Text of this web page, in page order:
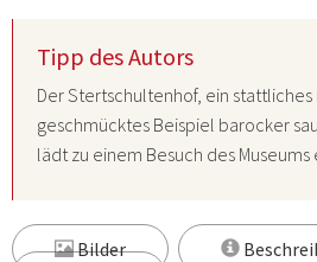
Tipp des Autors
DerStertschultenhof, ein stattliches
geschmücktes Beispiel barocker
lädt zu einem Besuch des Museums
Bilder